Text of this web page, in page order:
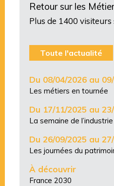
Retour sur les
Plus de 1400
Toute l'actualité
Du 08/04/2026 au
Les métiers en tournée
Du 17/11/2025 au
La semaine de l’industrie
Du 26/09/2025 au
Les journées du
À découvrir
France 2030